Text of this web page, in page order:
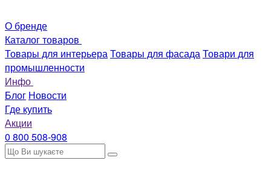
О бренде
Каталог товаров
Товары для интерьераТовары для фасадаТовари для
промышленности
Инфо
Блог Новости
Где купить
Акции
0 800 508-908